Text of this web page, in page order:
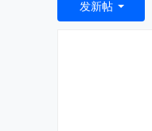
发新帖